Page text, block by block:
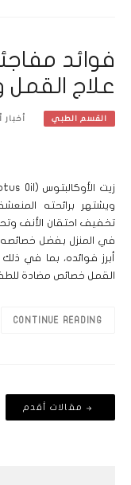
فوائد
علاج القمل
القسم الطبي أخبار
ويشتهر برائحته
تخفيف احتقان الأنف
في المنزل بفضل
أبرز فوائده، بما في
القمل خصائص مضادة
CONTINUE READING
تصفّح
المقالات
مقالات أقدم